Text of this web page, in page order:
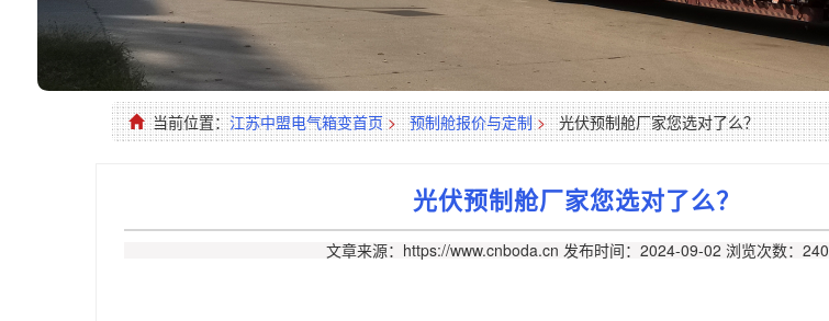
当前位置：江苏中盟电气箱变首页 > 预制舱报价与定制 > 光伏预制舱厂家您选对了么？
光伏预制舱厂家您选对了么？
文章来源：https://www.cnboda.cn 发布时间：2024-09-02 浏览次数：240